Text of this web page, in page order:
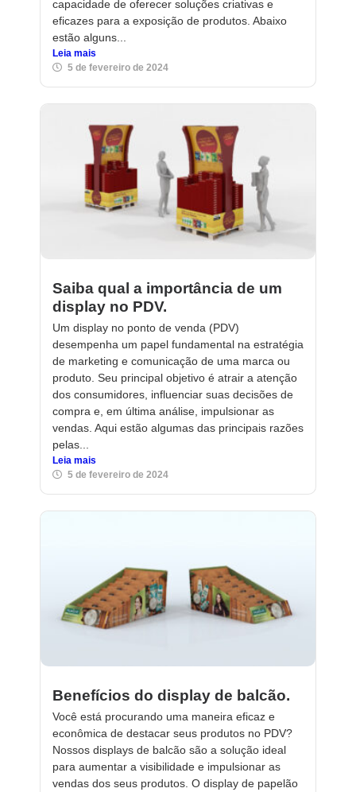
capacidade de oferecer soluções criativas e
eficazes para a exposição de produtos. Abaixo
estão alguns...
Leia mais
5 de fevereiro de 2024
Saiba qual a importância de um
display no PDV.
Um display no ponto de venda (PDV)
desempenha um papel fundamental na estratégia
de marketing e comunicação de uma marca ou
produto. Seu principal objetivo é atrair a atenção
dos consumidores, influenciar suas decisões de
compra e, em última análise, impulsionar as
vendas. Aqui estão algumas das principais razões
pelas...
Leia mais
5 de fevereiro de 2024
Benefícios do display de balcão.
Você está procurando uma maneira eficaz e
econômica de destacar seus produtos no PDV?
Nossos displays de balcão são a solução ideal
para aumentar a visibilidade e impulsionar as
vendas dos seus produtos. O display de papelão